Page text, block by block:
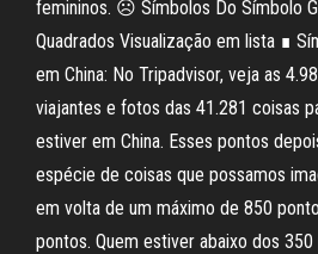
femininos. ☹ Símbolos Do Símbolo
Quadrados Visualização em lista ∎
em China: No Tripadvisor, veja as
viajantes e fotos das 41.281 coisas
estiver em China. Esses pontos
espécie de coisas que possamos
em volta de um máximo de 850
pontos. Quem estiver abaixo dos